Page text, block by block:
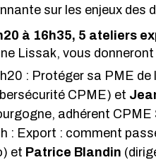
sur les enjeux des
à 16h35, 5 ateliers
Lissak, vous
: Protéger sa PME
CPME) et
adhérent CPME
: Export : comment
et Patrice Blandin